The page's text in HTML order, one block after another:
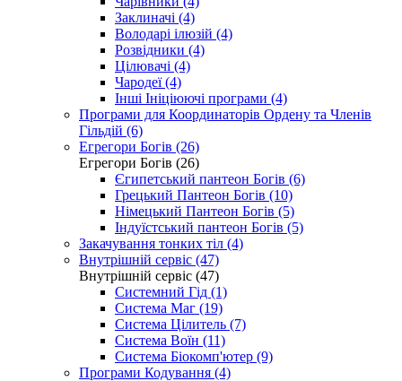
Заклиначі (4)
Володарі ілюзій (4)
Розвідники (4)
Цілювачі (4)
Чародеї (4)
Інші Ініціюючі програми (4)
Програми для Координаторів Ордену та Членів
Гільдій (6)
Егрегори Богів (26)
Егрегори Богів (26)
Єгипетський пантеон Богів (6)
Грецький Пантеон Богів (10)
Німецький Пантеон Богів (5)
Індуїстський пантеон Богів (5)
Закачування тонких тіл (4)
Внутрішній сервіс (47)
Внутрішній сервіс (47)
Системний Гід (1)
Система Маг (19)
Система Цілитель (7)
Система Воїн (11)
Система Біокомп'ютер (9)
Програми Кодування (4)